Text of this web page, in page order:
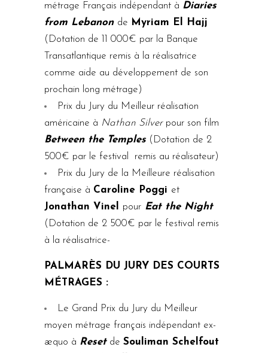
métrage Français indépendant à Diaries
from Lebanon de Myriam El Hajj
(Dotation de 11 000€ par la Banque
Transatlantique remis à la réalisatrice
comme aide au développement de son
prochain long métrage)
Prix du Jury du Meilleur réalisation
américaine à Nathan Silverpour son film
Between the Temples (Dotation de 2
500€ par le festival
remis au réalisateur)
Prix du Jury de la Meilleure réalisation
française à Caroline Poggi et
Jonathan Vinel pour Eat the Night
(Dotation de 2 500€ par le festival remis
à la réalisatrice-
PALMARÈS DU JURY DES COURTS
MÉTRAGES :
Le Grand Prix du Jury du Meilleur
moyen métrage français indépendant ex-
æquo à Resetde Souliman Schelfout